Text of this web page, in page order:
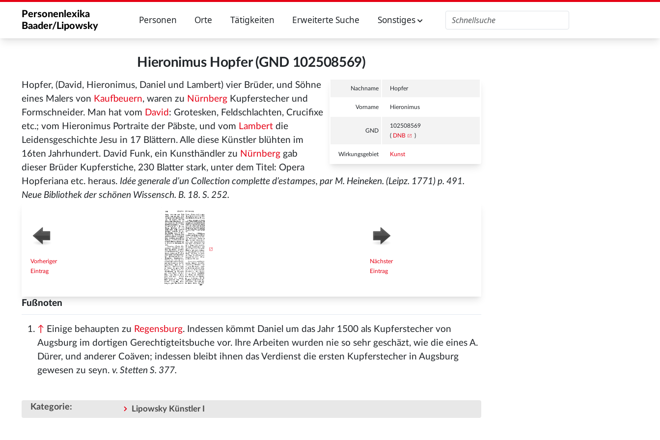
Personenlexika
Baader/Lipowsky
Personen Orte Tätigkeiten Erweiterte Suche Sonstiges
Hieronimus Hopfer (GND 102508569)
Nachname Hopfer
Vorname Hieronimus
GND
102508569
( DNB )
Wirkungsgebiet Kunst
Hopfer, (David, Hieronimus, Daniel und Lambert) vier Brüder, und Söhne
eines Malers von Kaufbeuern, waren zu Nürnberg Kupferstecher und
Formschneider. Man hat vom David : Grotesken, Feldschlachten, Crucifixe
etc.; vom Hieronimus Portraite der Päbste, und vom Lambert die
Leidensgeschichte Jesu in 17 Blättern. Alle diese Künstler blühten im
16ten Jahrhundert. David Funk, ein Kunsthändler zu Nürnberg gab
dieser Brüder Kupferstiche, 230 Blatter stark, unter dem Titel: Opera
Hopferiana etc. heraus. Idée generale d’un Collection complette d’estampes, par M. Heineken. (Leipz. 1771) p. 491.
Neue Bibliothek der schönen Wissensch. B. 18. S. 252.
Vorheriger
Eintrag
Nächster
Eintrag
Fußnoten
↑ Einige behaupten zu Regensburg. Indessen kömmt Daniel um das Jahr 1500 als Kupferstecher von
Augsburg im dortigen Gerechtigteitsbuche vor. Ihre Arbeiten wurden nie so sehr geschäzt, wie die eines A.
Dürer, und anderer Coäven; indessen bleibt ihnen das Verdienst die ersten Kupferstecher in Augsburg
gewesen zu seyn. v. Stetten S. 377.
Kategorie: Lipowsky Künstler I